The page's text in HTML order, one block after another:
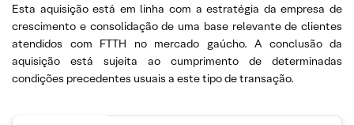
Esta aquisição está em linha com a estratégia da empresa de
crescimento e consolidação de uma base relevante de clientes
atendidos com FTTH no mercado gaúcho. A conclusão da
aquisição está sujeita ao cumprimento de determinadas
condições precedentes usuais a este tipo de transação.